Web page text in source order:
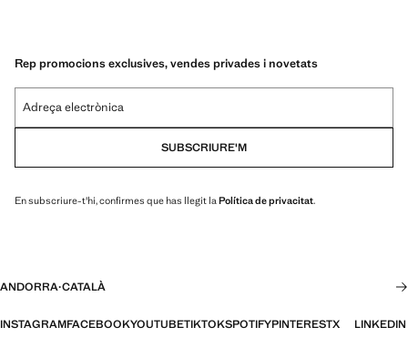
Rep promocions exclusives, vendes privades i novetats
Adreça electrònica
SUBSCRIURE'M
En subscriure-t'hi, confirmes que has llegit laPolítica de privacitat.
ANDORRA·CATALÀ
INSTAGRAMFACEBOOKYOUTUBETIKTOKSPOTIFYPINTERESTX LINKEDIN